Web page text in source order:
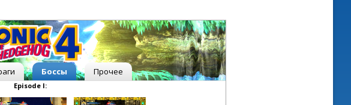
Боссы Прочее
Episode I: